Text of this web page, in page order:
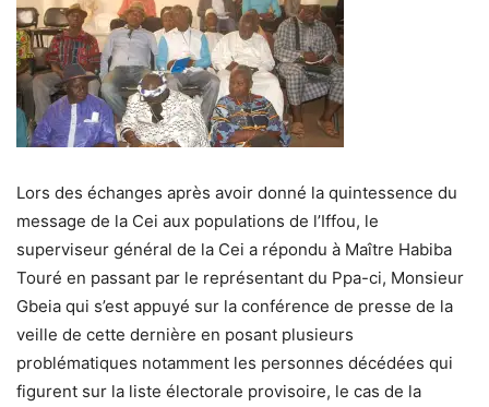
Lors des échanges après avoir donné la quintessence du
message de la Cei aux populations de l’Iffou, le
superviseur général de la Cei a répondu à Maître Habiba
Touré en passant par le représentant du Ppa-ci, Monsieur
Gbeia qui s’est appuyé sur la conférence de presse de la
veille de cette dernière en posant plusieurs
problématiques notamment les personnes décédées qui
figurent sur la liste électorale provisoire, le cas de la